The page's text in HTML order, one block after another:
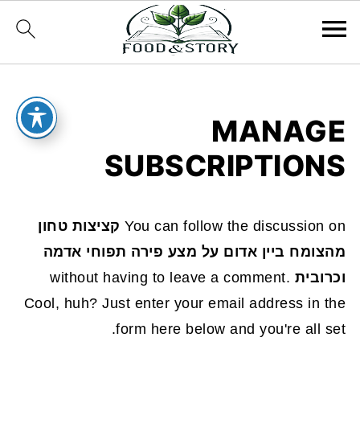
MANAGE
SUBSCRIPTIONS
You can follow the discussion on קציצות טחון
מהצומח ביין אדום על מצע פירה תפוחי אדמה
וכרובית without having to leave a comment.
Cool, huh? Just enter your email address in the
form here below and you're all set.